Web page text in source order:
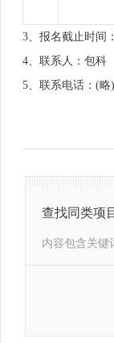
3、报名截止时间
4、联系人：包科
5、联系电话：(略)
查找同类项
内容包含关键